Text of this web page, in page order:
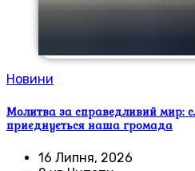
Новини
Молитва за справедливий мир:
приєднується наша громада
16 Липня, 2026